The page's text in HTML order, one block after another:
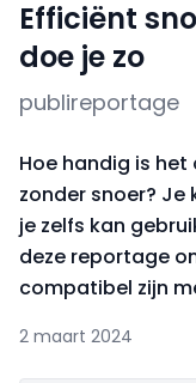
Efficiënt
doe je zo
publireportage
Hoe handig is
zonder snoer?
je zelfs kan
deze reportage
compatibel zijn
2 maart 2024